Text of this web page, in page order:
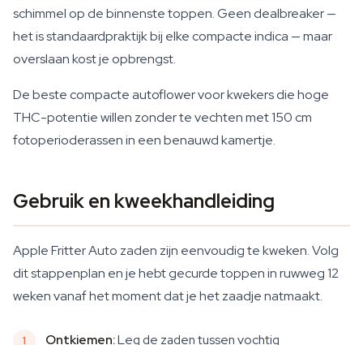
schimmel op de binnenste toppen. Geen dealbreaker —
het is standaardpraktijk bij elke compacte indica — maar
overslaan kost je opbrengst.
De beste compacte autoflower voor kwekers die hoge
THC-potentie willen zonder te vechten met 150 cm
fotoperioderassen in een benauwd kamertje.
Gebruik en kweekhandleiding
Apple Fritter Auto zaden zijn eenvoudig te kweken. Volg
dit stappenplan en je hebt gecurde toppen in ruwweg 12
weken vanaf het moment dat je het zaadje natmaakt.
Ontkiemen:Leg de zaden tussen vochtig